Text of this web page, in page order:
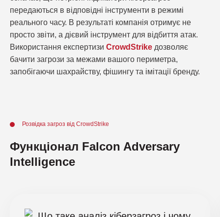
передаються в відповідні інструменти в режимі
реального часу. В результаті компанія отримує не
просто звіти, а дієвий інструмент для відбиття атак.
Використання експертизи CrowdStrike дозволяє
бачити загрози за межами вашого периметра,
запобігаючи шахрайству, фішингу та імітації бренду.
Розвідка загроз від CrowdStrike
Функціонал Falcon Adversary
Intelligence